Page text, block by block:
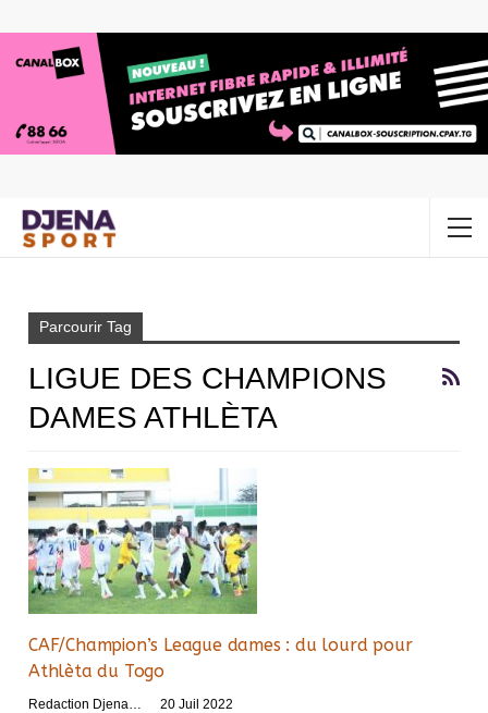
Parcourir Tag
LIGUE DES CHAMPIONS
DAMES ATHLÈTA
CAF/Champion’s League dames : du lourd pour
Athlèta du Togo
Redaction DjenaSport 20 Juil 2022